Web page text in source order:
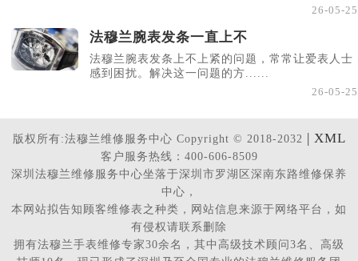
26-05-25
法穆兰腕表发条一直上不
法穆兰腕表发条上不上紧的问题，常常让爱表人士
感到困扰。解决这一问题的方......
26-05-25
版权所有:法穆兰维修服务中心 Copyright © 2018-2032 | XML
客户服务热线：400-606-8509
深圳法穆兰维修服务中心坐落于深圳市罗湖区深南东路维修保养
中心，
本网站拟告知顾客维修表之种类，网站信息来源于网络平台，如
有侵权请联系删除
拥有法穆兰手表维修专家30余名，其中高级技术顾问3名、高级